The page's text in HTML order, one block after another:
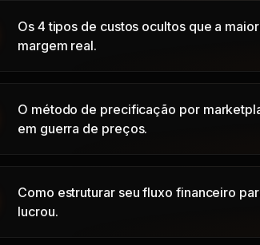
Os 4 tipos de custos ocultos que a
margem real.
O método de precificação por
em guerra de preços.
Como estruturar seu fluxo financeiro
lucrou.